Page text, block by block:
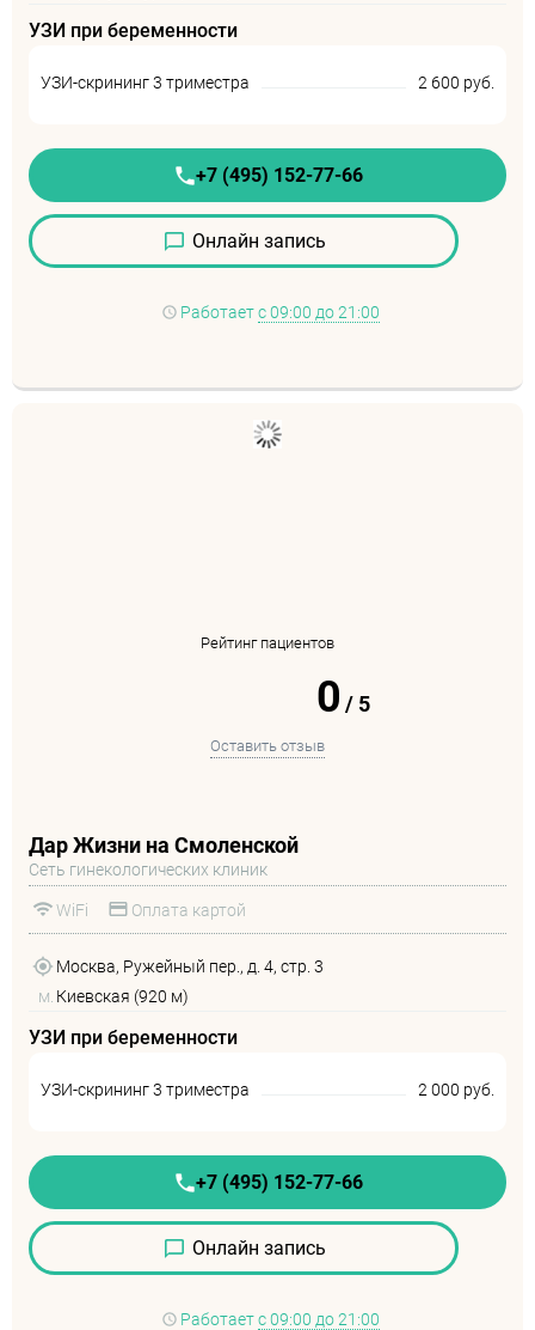
УЗИ при беременности
УЗИ-скрининг 3 триместра 2 600 руб.
+7 (495) 152-77-66
Онлайн запись
Работаетс 09:00 до 21:00
Рейтинг пациентов
0 / 5
Оставить отзыв
Дар Жизни на Смоленской
Сеть гинекологических клиник
WiFi Оплата картой
Москва, Ружейный пер., д. 4, стр. 3
м. Киевская (920 м)
УЗИ при беременности
УЗИ-скрининг 3 триместра 2 000 руб.
+7 (495) 152-77-66
Онлайн запись
Работаетс 09:00 до 21:00